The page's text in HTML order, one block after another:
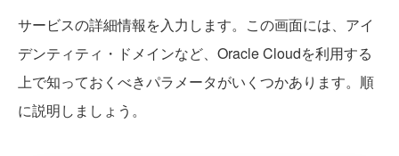
サービスの詳細情報を入力します。この画面には、アイ
デンティティ・ドメインなど、Oracle Cloudを利用する
上で知っておくべきパラメータがいくつかあります。順
に説明しましょう。